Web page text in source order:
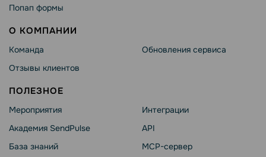
Попап формы
О КОМПАНИИ
Команда
Отзывы клиентов
Обновления сервиса
ПОЛЕЗНОЕ
Мероприятия
Академия SendPulse
База знаний
Интеграции
API
MCP-сервер